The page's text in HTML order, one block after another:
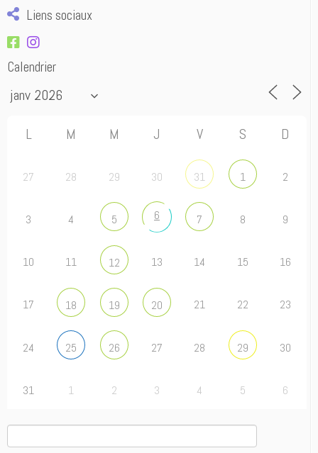
Liens sociaux
Calendrier
L M M J V S D
27 28 29 30 31 1 2
3 4 5 6 7 8 9
10 11 12 13 14 15 16
17 18 19 20 21 22 23
24 25 26 27 28 29 30
31 1 2 3 4 5 6